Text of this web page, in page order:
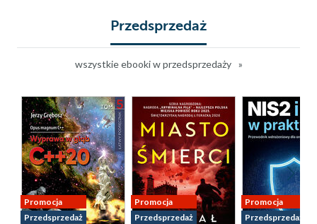
Przedsprzedaż
wszystkie ebooki w przedsprzedaży
Promocja
Przedsprzedaż
Promocja
Przedsprzedaż
Promocja
Przedsprzedaż